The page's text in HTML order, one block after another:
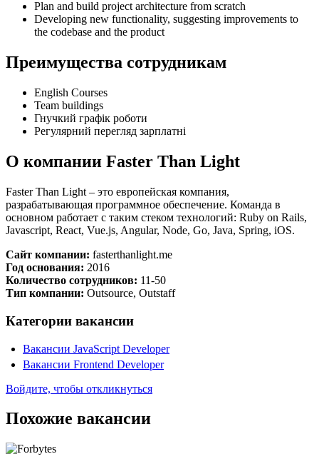
Plan and build project architecture from scratch
Developing new functionality, suggesting improvements to
the codebase and the product
Преимущества сотрудникам
English Courses
Team buildings
Гнучкий графік роботи
Регулярний перегляд зарплатні
О компании Faster Than Light
Faster Than Light – это европейская компания,
разрабатывающая программное обеспечение. Команда в
основном работает с таким стеком технологий: Ruby on Rails,
Javascript, React, Vue.js, Angular, Node, Go, Java, Spring, iOS.
Сайт компании: fasterthanlight.me
Год основания: 2016
Количество сотрудников: 11-50
Тип компании: Outsource, Outstaff
Категории вакансии
Вакансии JavaScript Developer
Вакансии Frontend Developer
Войдите, чтобы откликнуться
Похожие вакансии